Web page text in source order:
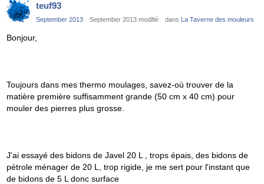
teuf93
September 2013 September 2013 modifié dans La Taverne des mouleurs
Bonjour,
Toujours dans mes thermo moulages, savez-où trouver de la
matière première suffisamment grande (50 cm x 40 cm) pour
mouler des pierres plus grosse.
J'ai essayé des bidons de Javel 20 L , trops épais, des bidons de
pétrole ménager de 20 L, trop rigide, je me sert pour l'instant que
de bidons de 5 L donc surface